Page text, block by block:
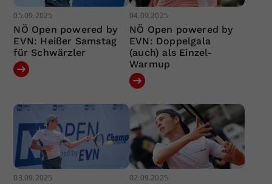
05.09.2025
NÖ Open powered by
EVN: Heißer Samstag
für Schwärzler
04.09.2025
NÖ Open powered by
EVN: Doppelgala
(auch) als Einzel-
Warmup
03.09.2025 02.09.2025